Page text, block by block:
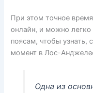
При этом точное
онлайн, и можно легко
поясам, чтобы узнать,
момент в Лос-
Одна из